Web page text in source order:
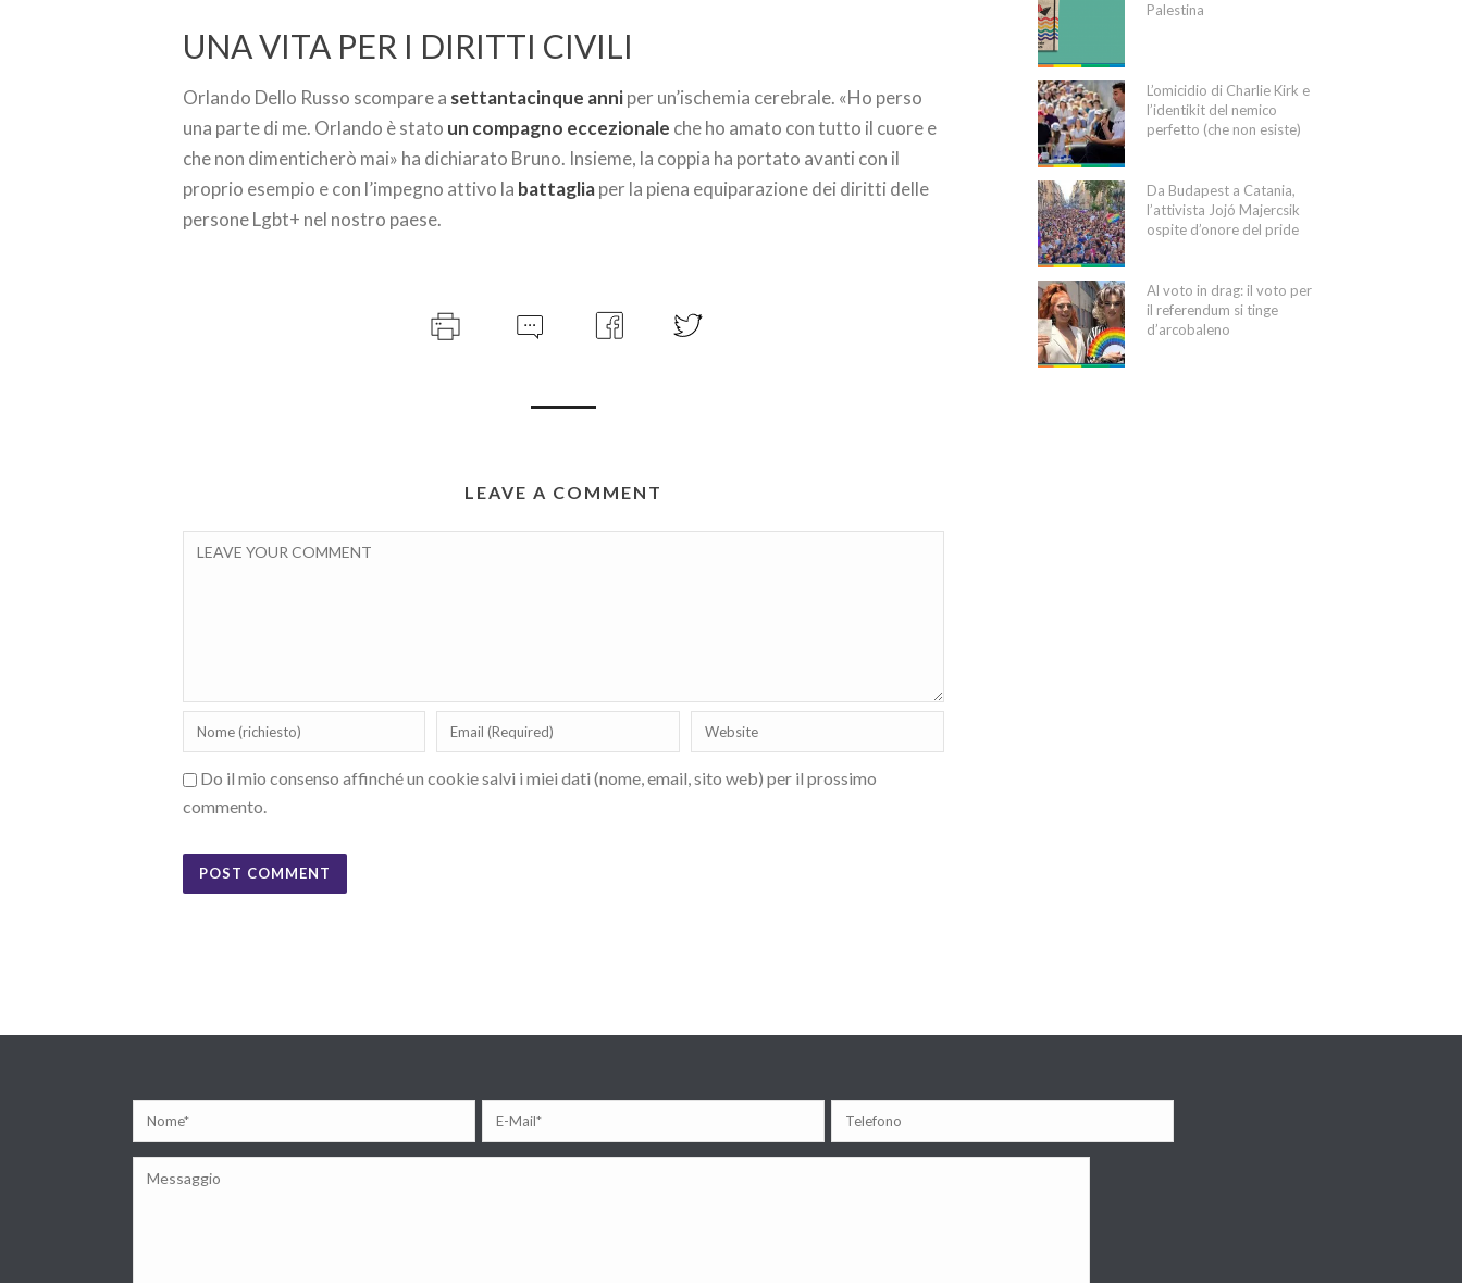
UNA VITA PER I DIRITTI CIVILI
Orlando Dello Russo scompare a settantacinque anniper un’ischemia cerebrale. «Ho perso
una parte di me. Orlando è stato un compagno eccezionale che ho amato con tutto il cuore e
che non dimenticherò mai» ha dichiarato Bruno. Insieme, la coppia ha portato avanti con il
proprio esempio e con l’impegno attivo la battagliaper la piena equiparazione dei diritti delle
persone Lgbt+ nel nostro paese.
LEAVE A COMMENT
Do il mio consenso affinché un cookie salvi i miei dati (nome, email, sito web) per il prossimo
commento.
Palestina
L’omicidio di Charlie Kirk e
l’identikit del nemico
perfetto (che non esiste)
Da Budapest a Catania,
l’attivista Jojó Majercsik
ospite d’onore del pride
Al voto in drag: il voto per
il referendum si tinge
d’arcobaleno